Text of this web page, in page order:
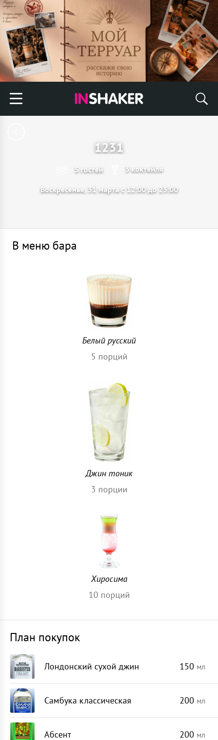
1231
5 гостей 3 коктейля
Воскресенье, 31 марта с 12:00 до 23:00
В меню бара
Белый русский
5 порций
Джин тоник
3 порции
Хиросима
10 порций
План покупок
Лондонский сухой джин 150 мл
Самбука классическая 200 мл
Абсент 200 мл